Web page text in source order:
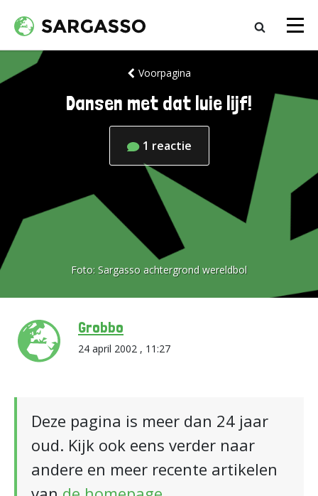
Voorpagina
Dansen met dat luie lijf!
1 reactie
Foto: Sargasso achtergrond wereldbol
Grobbo
24 april 2002 , 11:27
Deze pagina is meer dan 24 jaar
oud. Kijk ook eens verder naar
andere en meer recente artikelen